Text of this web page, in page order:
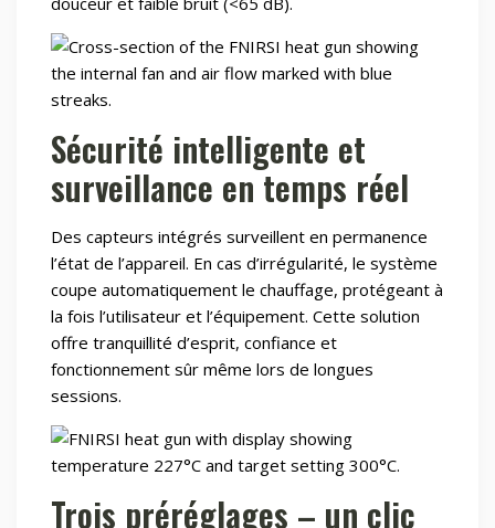
Sécurité intelligente et
surveillance en temps réel
Des capteurs intégrés surveillent en permanence
l’état de l’appareil. En cas d’irrégularité, le système
coupe automatiquement le chauffage, protégeant à
la fois l’utilisateur et l’équipement. Cette solution
offre tranquillité d’esprit, confiance et
fonctionnement sûr même lors de longues
sessions.
Trois préréglages – un clic